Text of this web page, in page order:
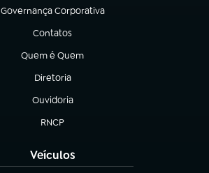
Governança Corporativa
(abre em nova aba)
Contatos
(abre em nova aba)
Quem é Quem
(abre em nova aba)
Diretoria
(abre em nova aba)
Ouvidoria
(abre em nova aba)
RNCP
(abre em nova aba)
Veículos